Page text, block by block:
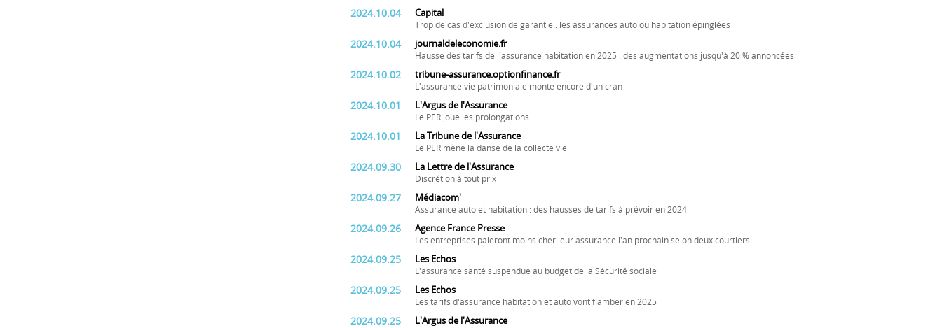
2024.10.04 Capital
Trop de cas d'exclusion de garantie : les assurances auto ou habitation épinglées
2024.10.04 journaldeleconomie.fr
Hausse des tarifs de l'assurance habitation en 2025 : des augmentations jusqu'à 20 % annoncées
2024.10.02 tribune-assurance.optionfinance.fr
L'assurance vie patrimoniale monte encore d'un cran
2024.10.01 L'Argus de l'Assurance
Le PER joue les prolongations
2024.10.01 La Tribune de l'Assurance
Le PER mène la danse de la collecte vie
2024.09.30 La Lettre de l'Assurance
Discrétion à tout prix
2024.09.27 Médiacom'
Assurance auto et habitation : des hausses de tarifs à prévoir en 2024
2024.09.26 Agence France Presse
Les entreprises paieront moins cher leur assurance l'an prochain selon deux courtiers
2024.09.25 Les Echos
L'assurance santé suspendue au budget de la Sécurité sociale
2024.09.25 Les Echos
Les tarifs d'assurance habitation et auto vont flamber en 2025
2024.09.25 L'Argus de l'Assurance